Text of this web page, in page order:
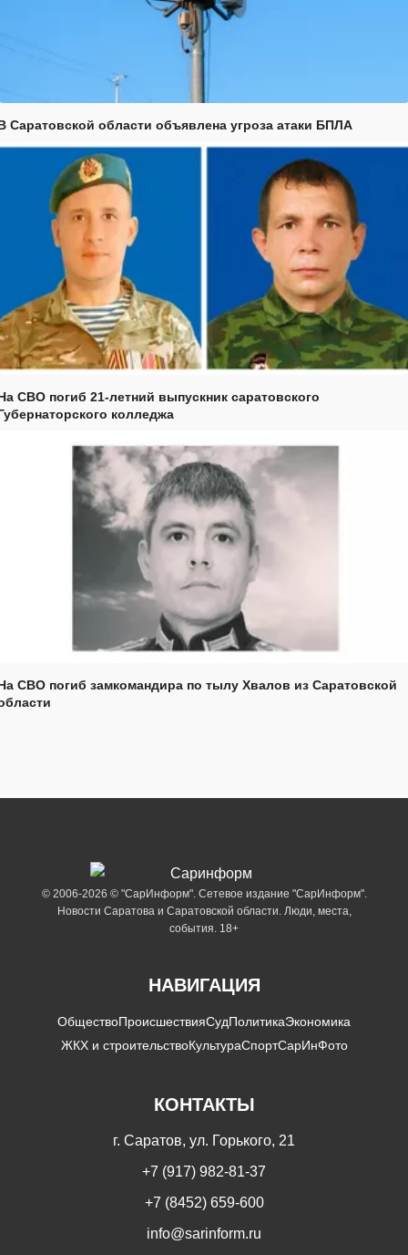
Саратовской области объявлена угроза атаки БПЛА
СВО погиб 21-летний выпускник саратовского
колледжа
СВО погиб замкомандира по тылу Хвалов из Саратовской
© 2006-2026 © "СарИнформ". Сетевое издание "СарИнформ".
Новости Саратова и Саратовской области. Люди, места,
события. 18+
НАВИГАЦИЯ
ОбществоПроисшествияСудПолитикаЭкономика
ЖКХ и строительствоКультураСпортСарИнФото
КОНТАКТЫ
г. Саратов, ул. Горького, 21
+7 (917) 982-81-37
+7 (8452) 659-600
info@sarinform.ru